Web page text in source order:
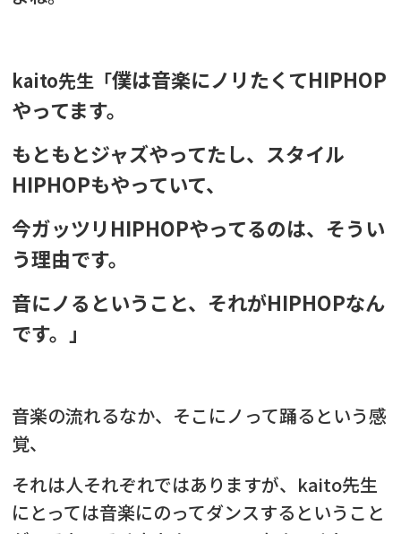
kaito先生「僕は音楽にノリたくてHIPHOP
やってます。
もともとジャズやってたし、スタイル
HIPHOPもやっていて、
今ガッツリHIPHOPやってるのは、そうい
う理由です。
音にノるということ、それがHIPHOPなん
です。」
音楽の流れるなか、そこにノって踊るという感
覚、
それは人それぞれではありますが、 kaito先生
にとっては音楽にのってダンスするということ